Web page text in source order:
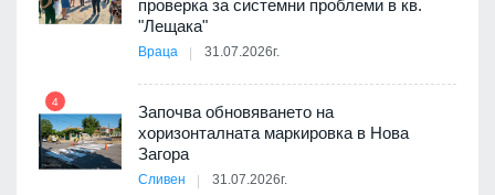
проверка за системни проблеми в кв.
"Лещака"
Враца 31.07.2026г.
4
Започва обновяването на
хоризонталната маркировка в Нова
Загора
Сливен 31.07.2026г.